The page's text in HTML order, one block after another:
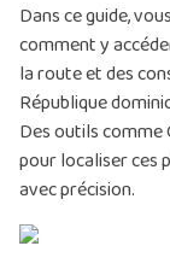
Dans ce guide,
comment y
la route et des
République
Des outils
pour localiser ces
avec précision.